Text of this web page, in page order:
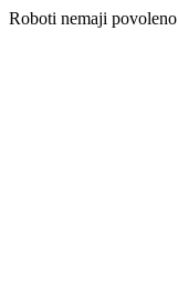
Roboti nemaji